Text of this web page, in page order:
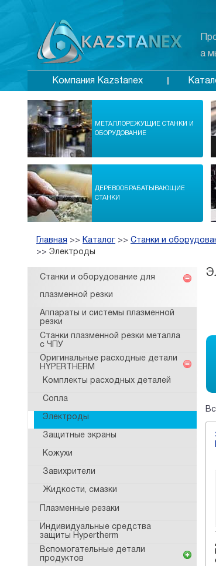
а
Компания Kazstanex
МЕТАЛЛОРЕЖУЩИЕ СТАНКИ И
ОБОРУДОВАНИЕ
ДЕРЕВООБРАБАТЫВАЮЩИЕ
СТАНКИ
Главная >> Каталог >> Станки и
>> Электроды
Станки и оборудование для
плазменной резки
Аппараты и системы плазменной
резки
Станки плазменной резки металла
с ЧПУ
Оригинальные расходные детали
HYPERTHERM
Комплекты расходных деталей
Сопла
Электроды
Защитные экраны
Кожухи
Завихрители
Жидкости, смазки
Плазменные резаки
Индивидуальные средства
защиты Hypertherm
Вспомогательные детали
продуктов